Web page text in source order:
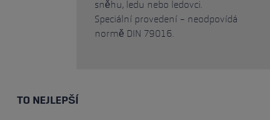
sněhu, ledu nebo ledovci.
Speciální provedení - neodpovídá
normě DIN 79016.
TO NEJLEPŠÍ